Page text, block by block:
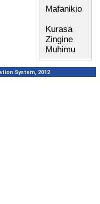
Mafanikio
Kurasa
Zingine
Muhimu
System, 2012